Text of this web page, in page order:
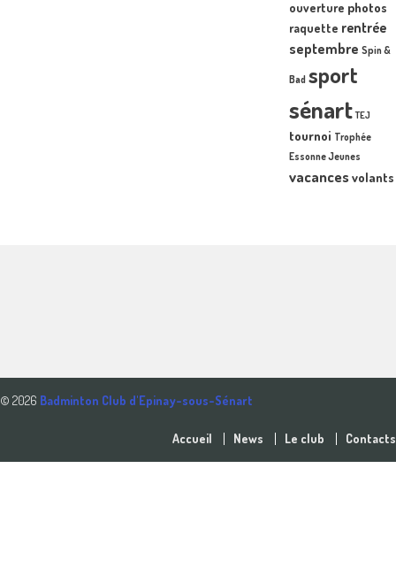
ouverture photos
raquette rentrée
septembre Spin &
Bad sport
sénart TEJ
tournoi Trophée
Essonne Jeunes
vacancesvolants
© 2026 Badminton Club d'Epinay-sous-Sénart
Accueil News Le club Contacts